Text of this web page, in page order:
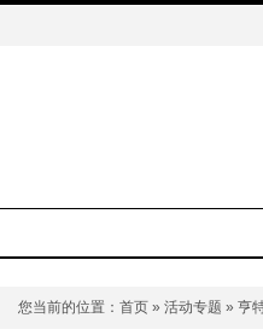
您当前的位置： 首页 » 活动专题 » 亨